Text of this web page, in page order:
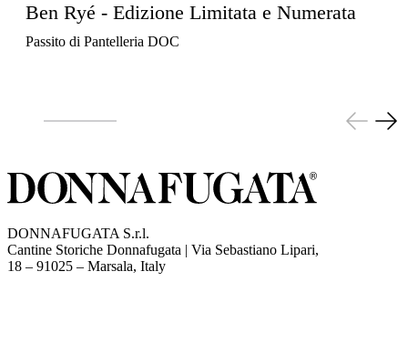
Ben Ryé - Edizione Limitata e Numerata
Passito di Pantelleria DOC
DONNAFUGATA S.r.l.
Cantine Storiche Donnafugata | Via Sebastiano Lipari,
18 – 91025 – Marsala, Italy(opens in new tab)